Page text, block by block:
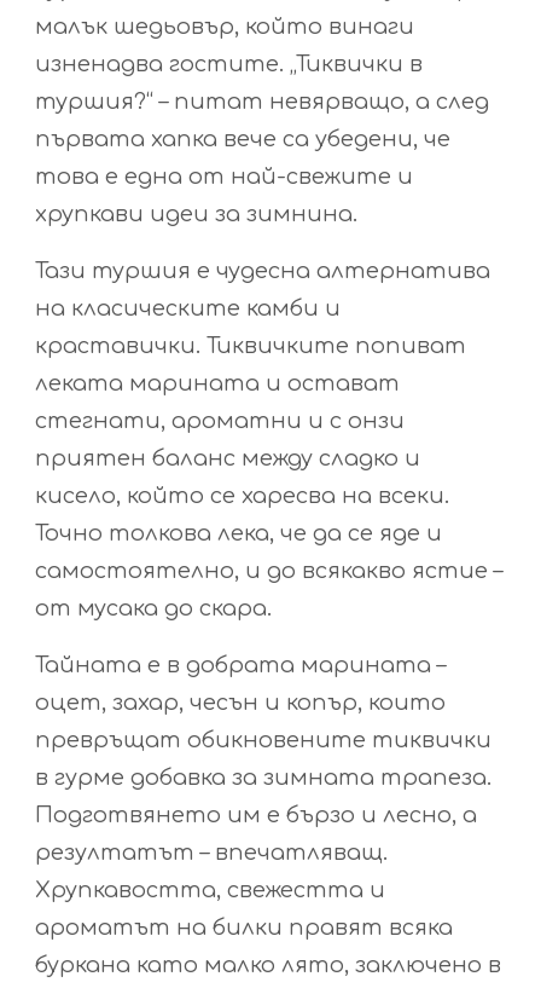
малък шедьовър, който винаги
изненадва гостите. „Тиквички в
туршия?“ – питат невярващо, а след
първата хапка вече са убедени, че
това е една от най-свежите и
хрупкави идеи за зимнина.
Тази туршия е чудесна алтернатива
на класическите камби и
краставички. Тиквичките попиват
леката марината и остават
стегнати, ароматни и с онзи
приятен баланс между сладко и
кисело, който се харесва на всеки.
Точно толкова лека, че да се яде и
самостоятелно, и до всякакво ястие –
от мусака до скара.
Тайната е в добрата марината –
оцет, захар, чесън и копър, които
превръщат обикновените тиквички
в гурме добавка за зимната трапеза.
Подготвянето им е бързо и лесно, а
резултатът – впечатляващ.
Хрупкавостта, свежестта и
ароматът на билки правят всяка
буркана като малко лято, заключено в